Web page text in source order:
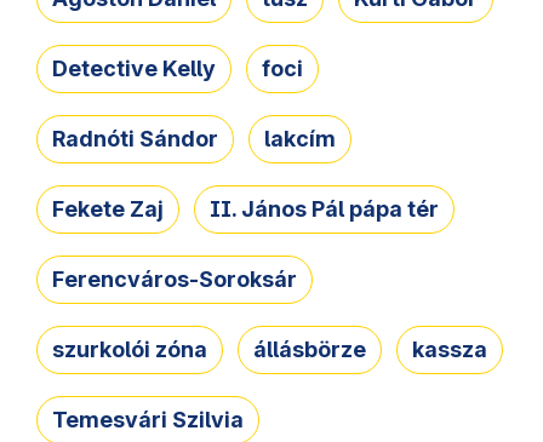
Detective Kelly foci
Radnóti Sándor lakcím
Fekete Zaj II. János Pál pápa tér
Ferencváros-Soroksár
szurkolói zóna állásbörze kassza
Temesvári Szilvia